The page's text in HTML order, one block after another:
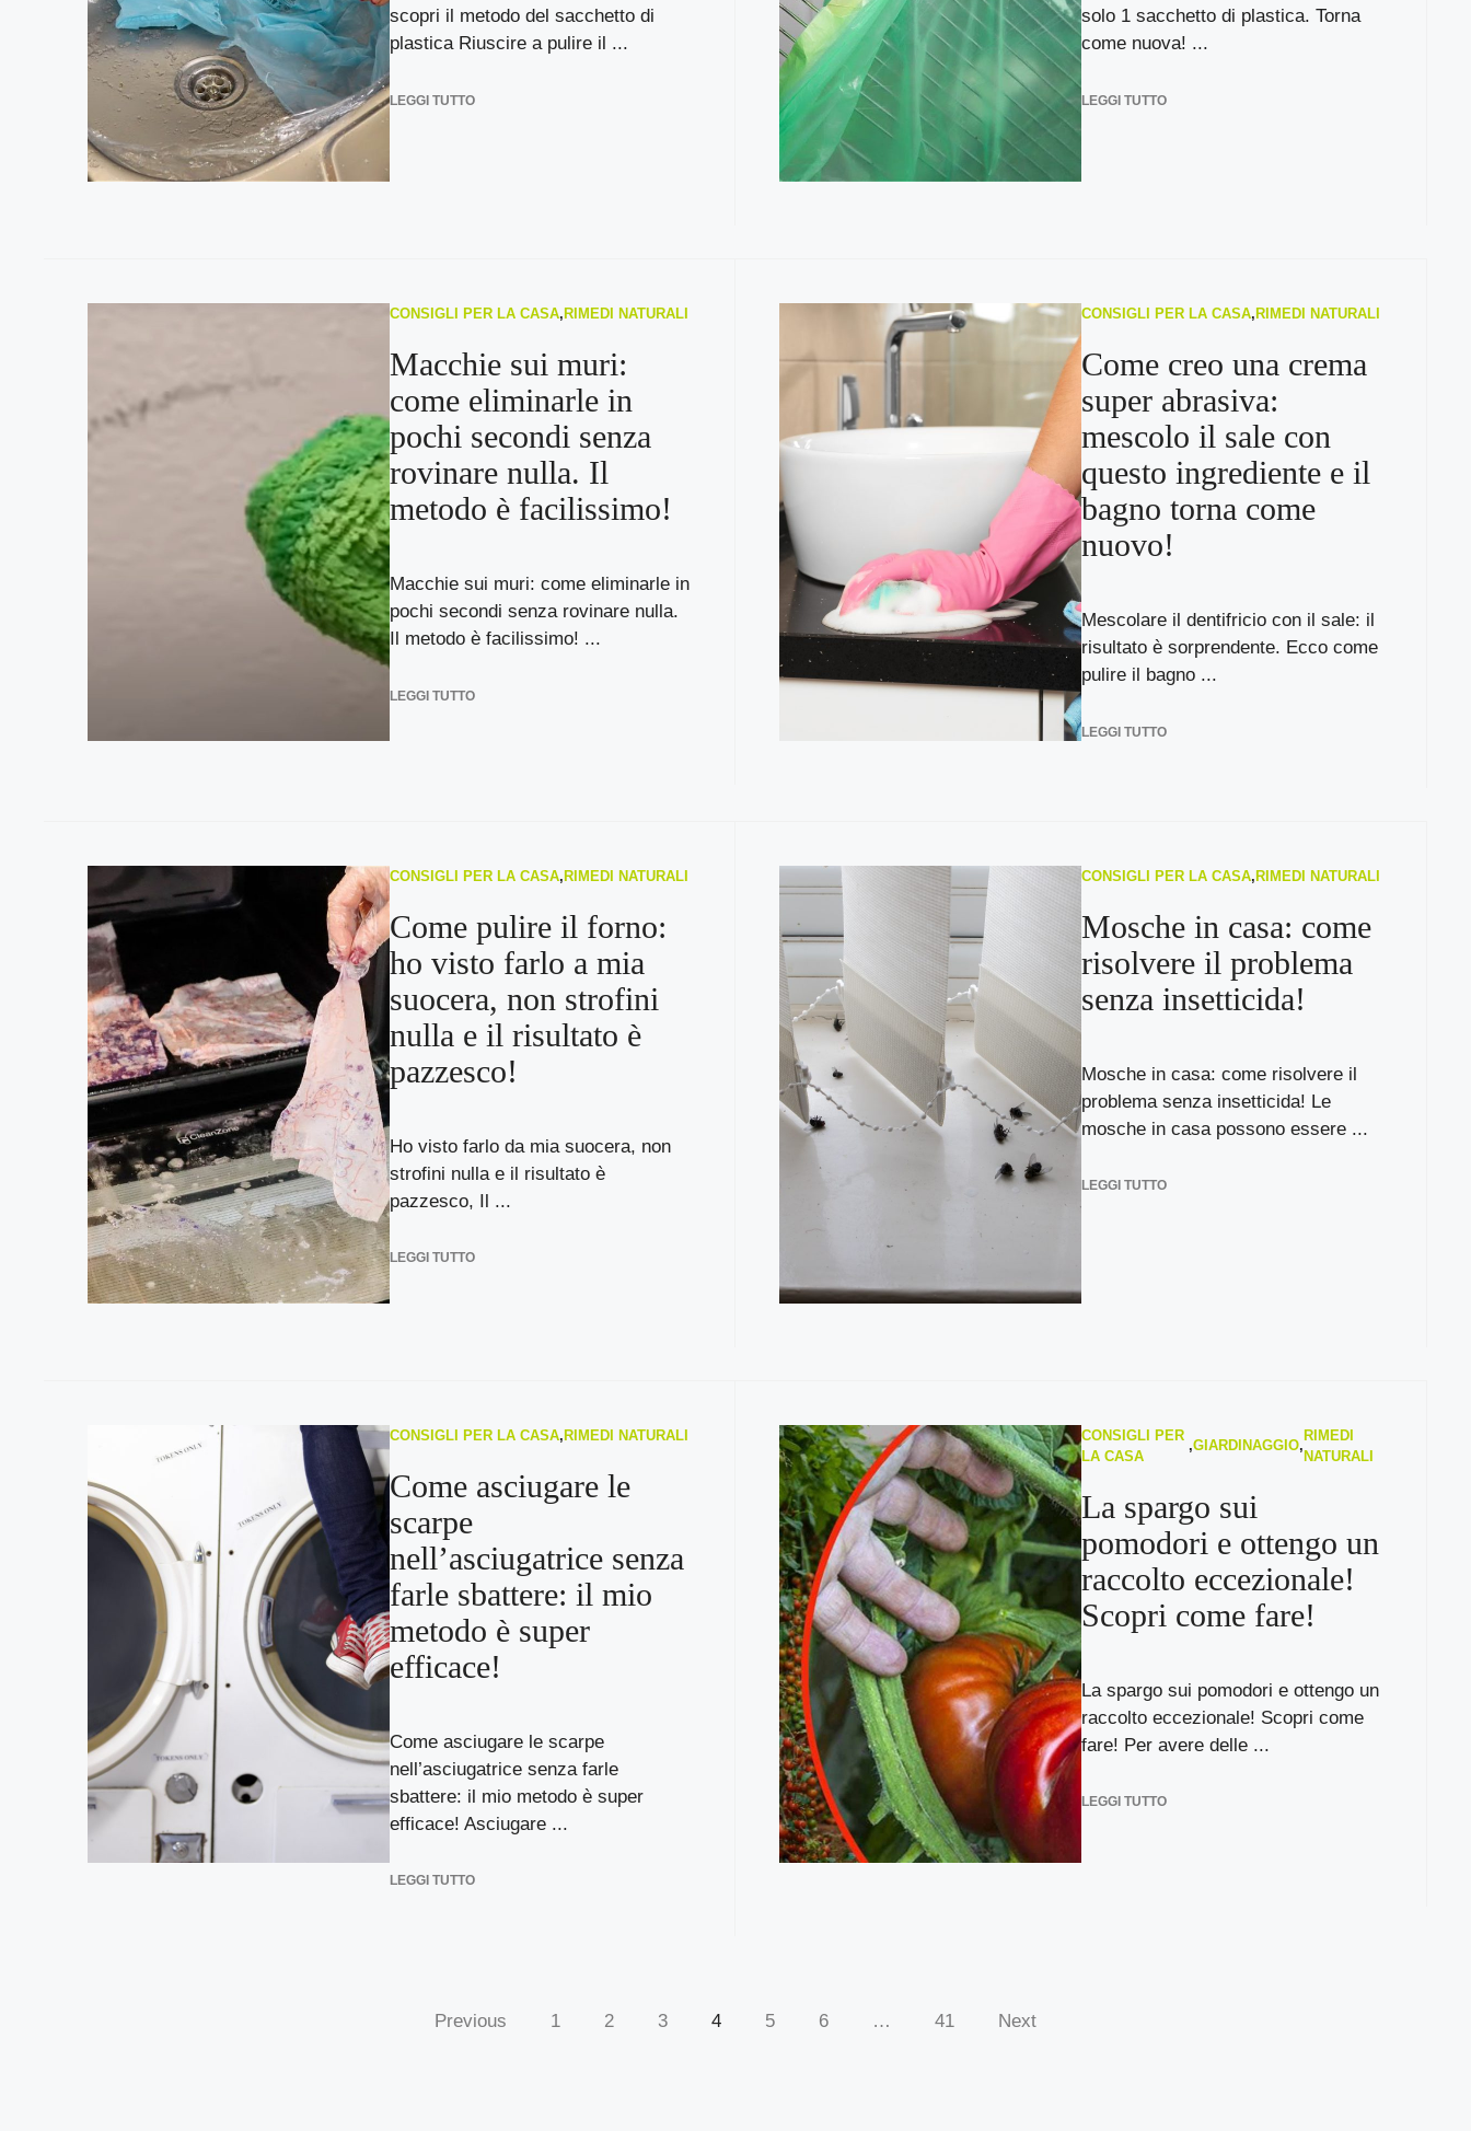
scopri il metodo del sacchetto di
plastica Riuscire a pulire il ...
LEGGI TUTTO
solo 1 sacchetto di plastica. Torna
come nuova! ...
LEGGI TUTTO
CONSIGLI PER LA CASA, RIMEDI NATURALI
Macchie sui muri:
come eliminarle in
pochi secondi senza
rovinare nulla. Il
metodo è facilissimo!
Macchie sui muri: come eliminarle in
pochi secondi senza rovinare nulla.
Il metodo è facilissimo! ...
LEGGI TUTTO
CONSIGLI PER LA CASA, RIMEDI NATURALI
Come creo una crema
super abrasiva:
mescolo il sale con
questo ingrediente e il
bagno torna come
nuovo!
Mescolare il dentifricio con il sale: il
risultato è sorprendente. Ecco come
pulire il bagno ...
LEGGI TUTTO
CONSIGLI PER LA CASA,RIMEDI NATURALI
Come pulire il forno:
ho visto farlo a mia
suocera, non strofini
nulla e il risultato è
pazzesco!
Ho visto farlo da mia suocera, non
strofini nulla e il risultato è
pazzesco, Il ...
LEGGI TUTTO
CONSIGLI PER LA CASA,RIMEDI NATURALI
Mosche in casa: come
risolvere il problema
senza insetticida!
Mosche in casa: come risolvere il
problema senza insetticida! Le
mosche in casa possono essere ...
LEGGI TUTTO
CONSIGLI PER LA CASA,RIMEDI NATURALI
Come asciugare le
scarpe
nell’asciugatrice senza
farle sbattere: il mio
metodo è super
efficace!
Come asciugare le scarpe
nell’asciugatrice senza farle
sbattere: il mio metodo è super
efficace! Asciugare ...
LEGGI TUTTO
CONSIGLI PER
LA CASA
,GIARDINAGGIO,
RIMEDI
NATURALI
La spargo sui
pomodori e ottengo un
raccolto eccezionale!
Scopri come fare!
La spargo sui pomodori e ottengo un
raccolto eccezionale! Scopri come
fare! Per avere delle ...
LEGGI TUTTO
Previous 1 2 3 4 5 6 … 41 Next